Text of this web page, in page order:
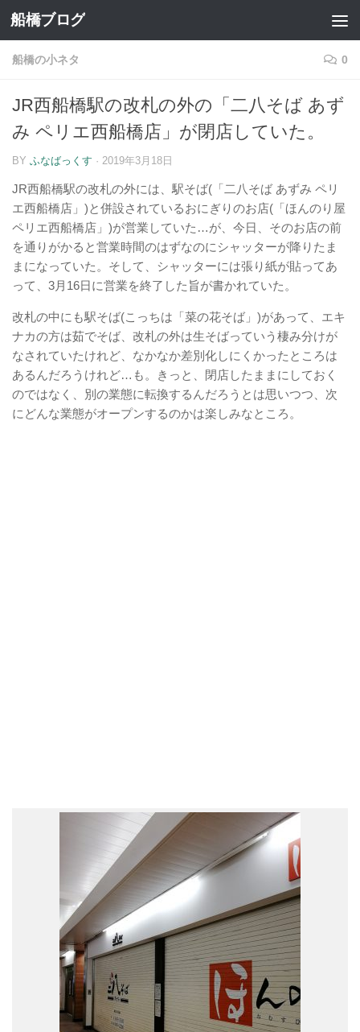
コンテンツへスキップ
船橋ブログ
船橋の小ネタ 0
JR西船橋駅の改札の外の「二八そば あず
み ペリエ西船橋店」が閉店していた。
BY ふなばっくす · 2019年3月18日
JR西船橋駅の改札の外には、駅そば(「二八そば あずみ ペリ
エ西船橋店」)と併設されているおにぎりのお店(「ほんのり屋
ペリエ西船橋店」)が営業していた…が、今日、そのお店の前
を通りがかると営業時間のはずなのにシャッターが降りたま
まになっていた。そして、シャッターには張り紙が貼ってあ
って、3月16日に営業を終了した旨が書かれていた。
改札の中にも駅そば(こっちは「菜の花そば」)があって、エキ
ナカの方は茹でそば、改札の外は生そばっていう棲み分けが
なされていたけれど、なかなか差別化しにくかったところは
あるんだろうけれど…も。きっと、閉店したままにしておく
のではなく、別の業態に転換するんだろうとは思いつつ、次
にどんな業態がオープンするのかは楽しみなところ。